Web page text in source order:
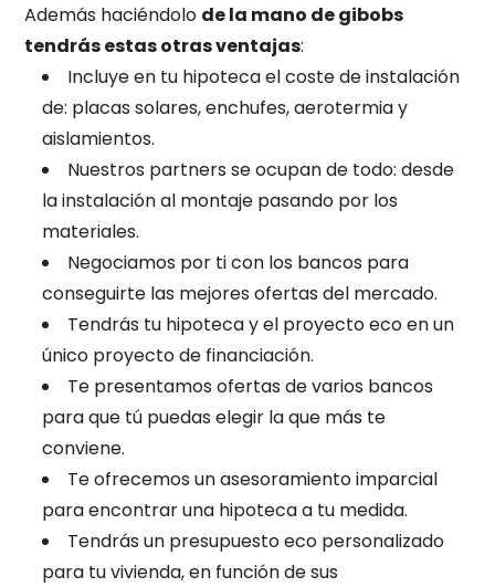
Además haciéndolo de la mano de gibobs
tendrás estas otras ventajas:
Incluye en tu hipoteca el coste de instalación
de: placas solares, enchufes, aerotermia y
aislamientos.
Nuestros partners se ocupan de todo: desde
la instalación al montaje pasando por los
materiales.
Negociamos por ti con los bancos para
conseguirte las mejores ofertas del mercado.
Tendrás tu hipoteca y el proyecto eco en un
único proyecto de financiación.
Te presentamos ofertas de varios bancos
para que tú puedas elegir la que más te
conviene.
Te ofrecemos un asesoramiento imparcial
para encontrar una hipoteca a tu medida.
Tendrás un presupuesto eco personalizado
para tu vivienda, en función de sus